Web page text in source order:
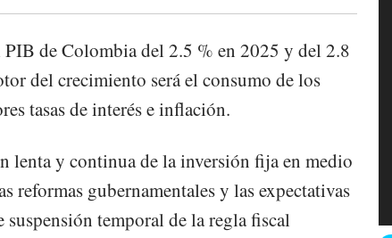
de Colombia del 2.5 % en 2025 y del 2.8
del crecimiento será el consumo de los
tasas de interés e inflación.
lenta y continua de la inversión fija en medio
reformas gubernamentales y las expectativas
suspensión temporal de la regla fiscal